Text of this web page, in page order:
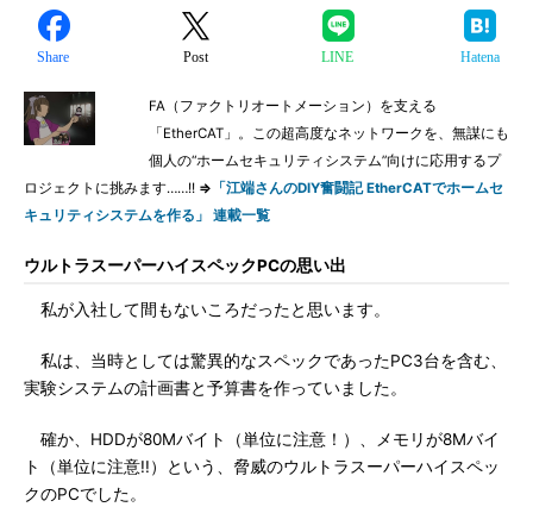
Share Post LINE Hatena
FA（ファクトリオートメーション）を支える
「EtherCAT」。この超高度なネットワークを、無謀にも
個人の“ホームセキュリティシステム”向けに応用するプ
ロジェクトに挑みます……!! ⇒ 「江端さんのDIY奮闘記 EtherCATでホームセ
キュリティシステムを作る」 連載一覧
ウルトラスーパーハイスペックPCの思い出
私が入社して間もないころだったと思います。
私は、当時としては驚異的なスペックであったPC3台を含む、
実験システムの計画書と予算書を作っていました。
確か、HDDが80Mバイト（単位に注意！）、メモリが8Mバイ
ト（単位に注意!!）という、脅威のウルトラスーパーハイスペッ
クのPCでした。